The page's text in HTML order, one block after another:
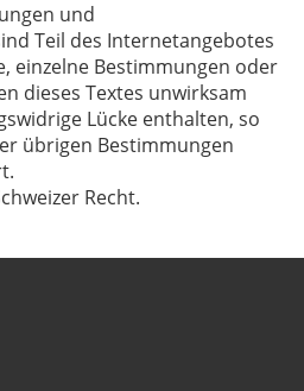
und
Teil des Internetangebotes
einzelne Bestimmungen oder
dieses Textes unwirksam
Lücke enthalten, so
übrigen Bestimmungen
Recht.